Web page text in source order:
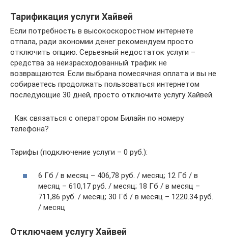
Тарификация услуги Хайвей
Если потребность в высокоскоростном интернете
отпала, ради экономии денег рекомендуем просто
отключить опцию. Серьезный недостаток услуги –
средства за неизрасходованный трафик не
возвращаются. Если выбрана помесячная оплата и вы не
собираетесь продолжать пользоваться интернетом
последующие 30 дней, просто отключите услугу Хайвей.
Как связаться с оператором Билайн по номеру
телефона?
Тарифы (подключение услуги – 0 руб.):
6 Гб / в месяц – 406,78 руб. / месяц; 12 Гб / в
месяц – 610,17 руб. / месяц; 18 Гб / в месяц –
711,86 руб. / месяц; 30 Гб / в месяц – 1220.34 руб.
/ месяц
Отключаем услугу Хайвей